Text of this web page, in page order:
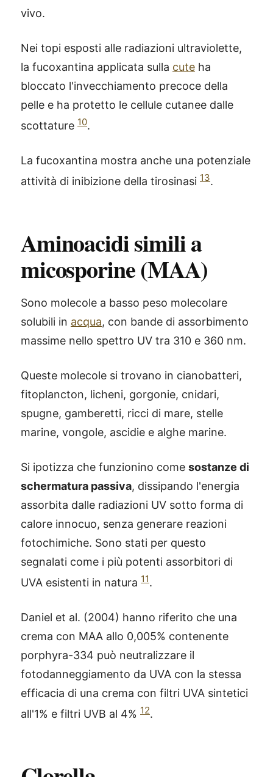
vivo.
Nei topi esposti alle radiazioni ultraviolette,
la fucoxantina applicata sulla cute ha
bloccato l'invecchiamento precoce della
pelle e ha protetto le cellule cutanee dalle
scottature 10.
La fucoxantina mostra anche una potenziale
attività di inibizione della tirosinasi 13.
Aminoacidi simili a
micosporine (MAA)
Sono molecole a basso peso molecolare
solubili in acqua, con bande di assorbimento
massime nello spettro UV tra 310 e 360 nm.
Queste molecole si trovano in cianobatteri,
fitoplancton, licheni, gorgonie, cnidari,
spugne, gamberetti, ricci di mare, stelle
marine, vongole, ascidie e alghe marine.
Si ipotizza che funzionino come sostanze di
schermatura passiva, dissipando l'energia
assorbita dalle radiazioni UV sotto forma di
calore innocuo, senza generare reazioni
fotochimiche. Sono stati per questo
segnalati come i più potenti assorbitori di
UVA esistenti in natura 11.
Daniel et al. (2004) hanno riferito che una
crema con MAA allo 0,005% contenente
porphyra-334 può neutralizzare il
fotodanneggiamento da UVA con la stessa
efficacia di una crema con filtri UVA sintetici
all'1% e filtri UVB al 4% 12.